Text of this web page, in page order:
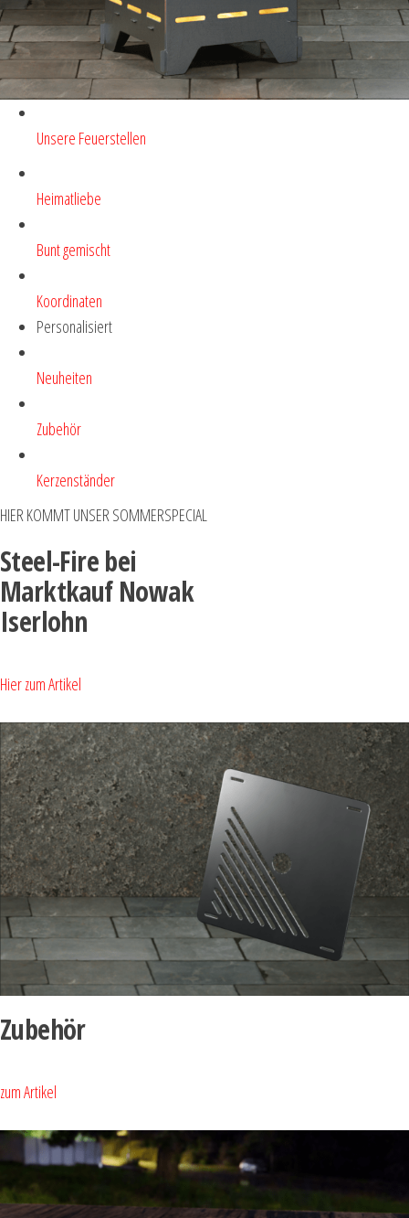
Unsere Feuerstellen
Heimatliebe
Bunt gemischt
Koordinaten
Personalisiert
Neuheiten
Zubehör
Kerzenständer
HIER KOMMT UNSER SOMMERSPECIAL
Steel-Fire bei
Marktkauf Nowak
Iserlohn
Hier zum Artikel
Zubehör
zum Artikel